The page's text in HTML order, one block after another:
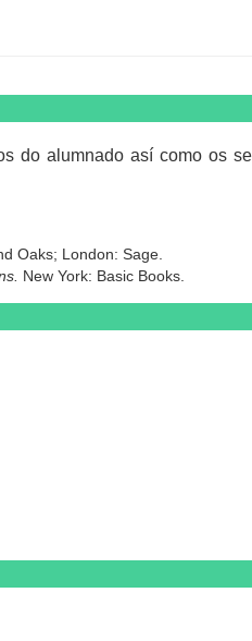
do alumnado así como os
Oaks; London: Sage.
New York: Basic Books.